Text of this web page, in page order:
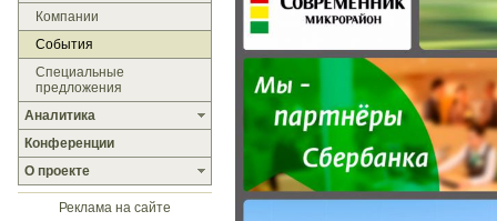
Компании
События
Специальные
предложения
Аналитика
Конференции
О проекте
Реклама на сайте